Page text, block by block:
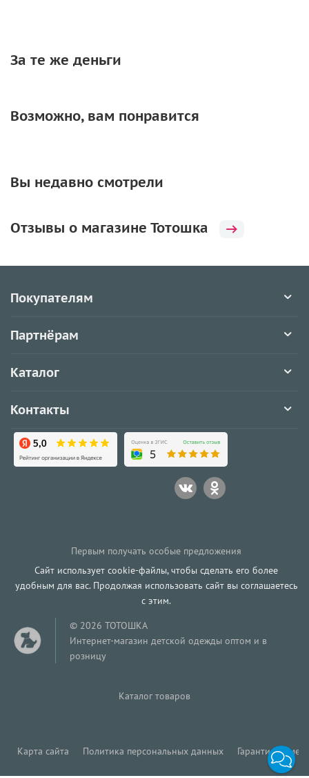
За те же деньги
Возможно, вам понравится
Вы недавно смотрели
Отзывы о магазине Тотошка
Покупателям
Партнёрам
Каталог
Контакты
Первым получать особые предложения
Сайт использует cookie-файлы, чтобы сделать его более
удобным для вас. Продолжая использовать сайт вы соглашаетесь
с этим.
© 2026 ТОТОШКА
Интернет-магазин детской одежды оптом и в
розницу
Каталог товаров
Карта сайта Политика персональных данных Гарантия